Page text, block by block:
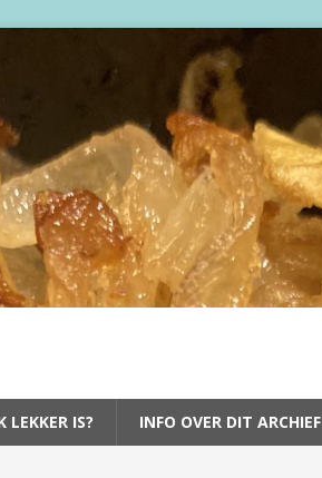
LEKKER IS? INFO OVER DIT ARCHIEF